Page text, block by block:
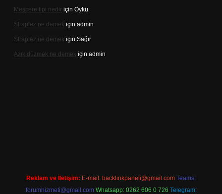
Meşcere tipi nedir için Öykü
Straplez ne demek için admin
Straplez ne demek için Sağır
Azık düzmek ne demek için admin
Reklam ve İletişim: E-mail: backlinkpaneli@gmail.com Teams:
forumhizmeti@gmail.com Whatsapp: 0262 606 0 726 Telegram: